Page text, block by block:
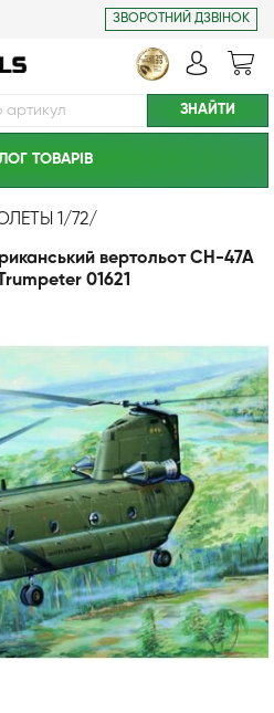
ЗВОРОТНИЙ ДЗВІНОК
ТОВАРIВ
1/72/
вертольот CH-47A
01621